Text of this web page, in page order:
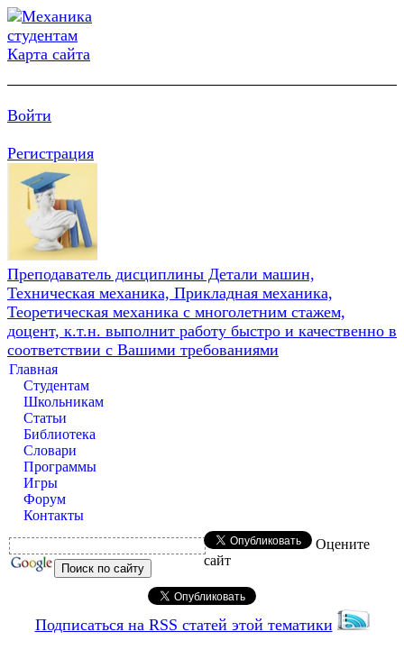
Карта сайта
Войти
Регистрация
Преподаватель дисциплины Детали машин,
Техническая механика, Прикладная механика,
Теоретическая механика с многолетним стажем,
доцент, к.т.н. выполнит работу быстро и качественно в
соответствии с Вашими требованиями
Главная
Студентам
Школьникам
Статьи
Библиотека
Словари
Программы
Игры
Форум
Контакты
Оцените
сайт
Подписаться на RSS статей этой тематики